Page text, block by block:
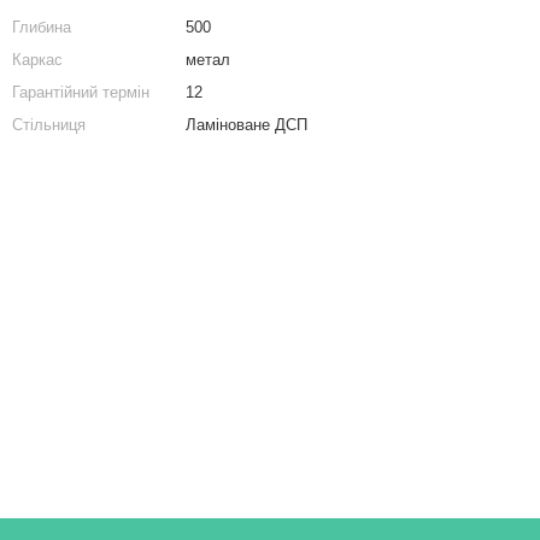
Комод білий
Глибина
500
Каркас
метал
Гарантійний термін
12
Стільниця
Ламіноване ДСП